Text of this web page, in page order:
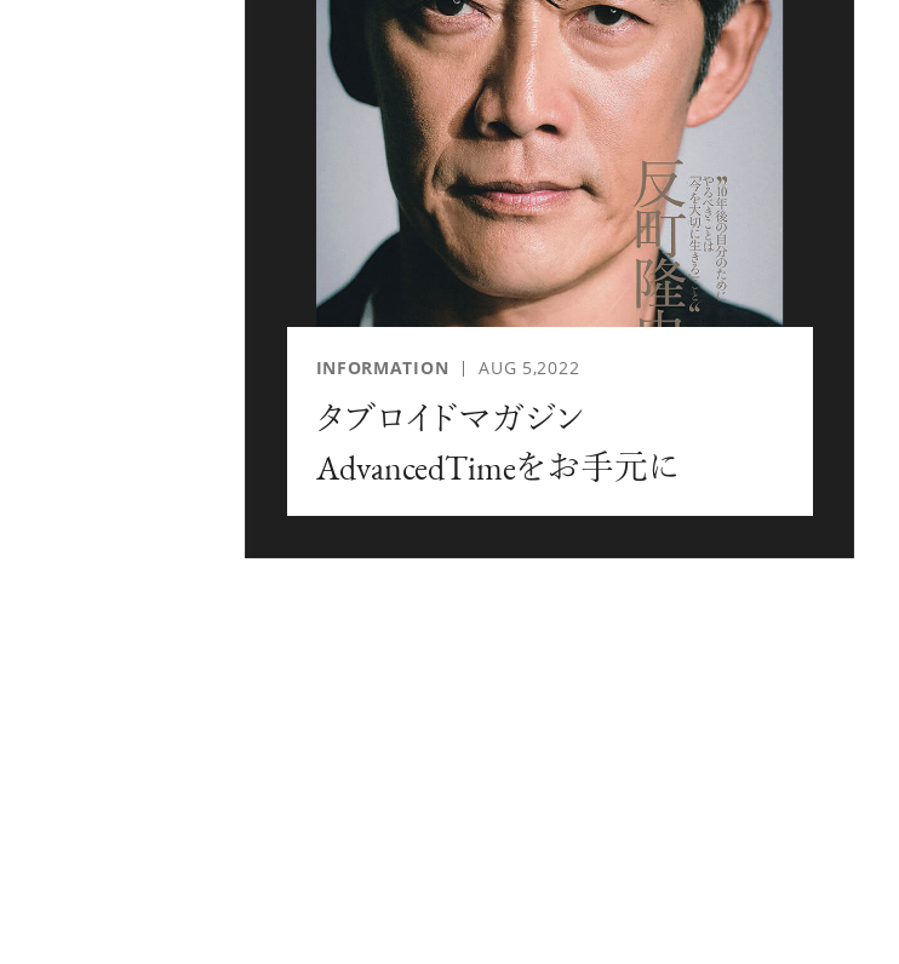
「AdvancedClub」会員に登録すると、プレゼント応募情報の一覧、プレミアム
な会員限定イベント、ブランドのエクスクルーシブアイテムの紹介など、特
別なコンテンツ情報をメールマガジンでお届け致します。更に
『AdvancedTime』のタブロイドマガジンのご案内もあり、送付手数料のみを
ご負担いただくことでお手元で『AdvancedTime』をお楽しみいただけます。
一緒に『AdvancedTime』を楽しみましょう！
会員登録をする ログイン
INFORMATION AUG 5,2022
タブロイドマガジン
AdvancedTimeをお手元に